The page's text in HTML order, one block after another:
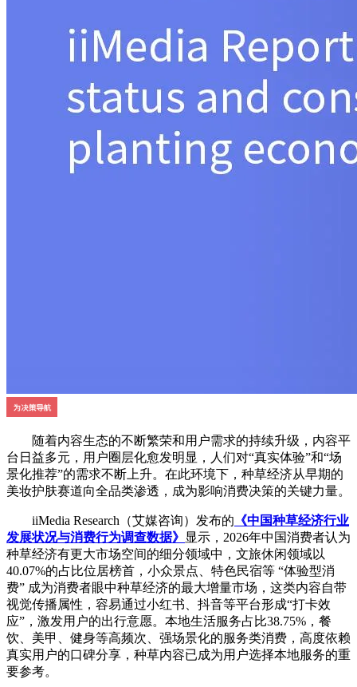
随着内容生态的不断繁荣和用户需求的持续升级，内容平
台日益多元，用户圈层化愈发明显，人们对“真实体验”和“场
景化推荐”的需求不断上升。在此环境下，种草经济从早期的
美妆护肤赛道向全品类渗透，成为影响消费决策的关键力量。
iiMedia Research（艾媒咨询）发布的 《中国种草经济行业
发展状况与消费行为调查数据》 显示，2026年中国消费者认为
种草经济有更大市场空间的细分领域中，文旅休闲领域以
40.07%的占比位居榜首，小众景点、特色民宿等 “体验型消
费” 成为消费者眼中种草经济的最大增量市场，这类内容自带
视觉传播属性，容易通过小红书、抖音等平台形成“打卡效
应”，激发用户的出行意愿。本地生活服务占比38.75%，餐
饮、美甲、健身等高频次、强场景化的服务类消费，高度依赖
真实用户的口碑分享，种草内容已成为用户选择本地服务的重
要参考。